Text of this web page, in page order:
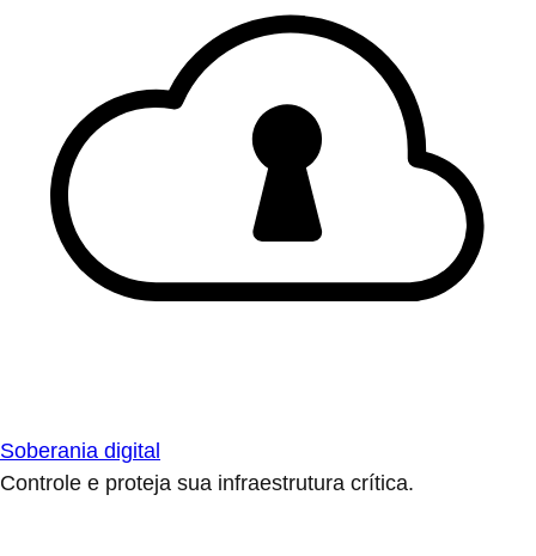
Soberania digital
Controle e proteja sua infraestrutura crítica.